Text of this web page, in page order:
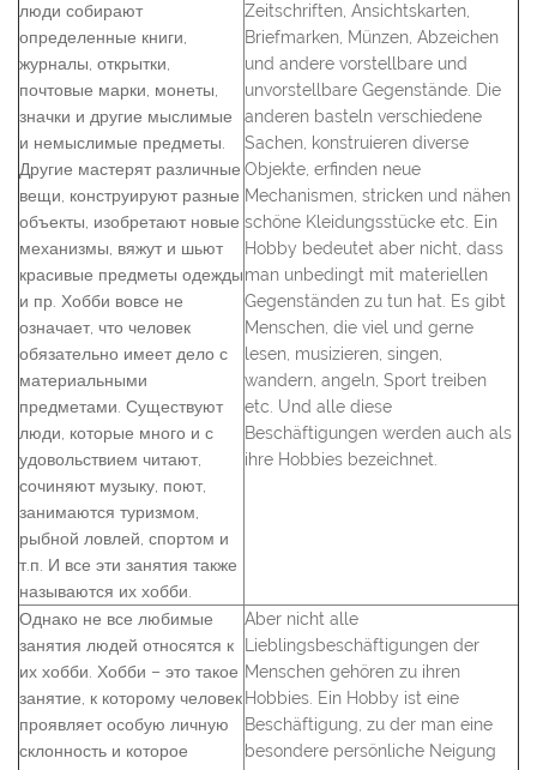
люди собирают
определенные книги,
журналы, открытки,
почтовые марки, монеты,
значки и другие мыслимые
и немыслимые предметы.
Другие мастерят различные
вещи, конструируют разные
объекты, изобретают новые
механизмы, вяжут и шьют
красивые предметы одежды
и пр. Хобби вовсе не
означает, что человек
обязательно имеет дело с
материальными
предметами. Существуют
люди, которые много и с
удовольствием читают,
сочиняют музыку, поют,
занимаются туризмом,
рыбной ловлей, спортом и
т.п. И все эти занятия также
называются их хобби.
Zeitschriften, Ansichtskarten,
Briefmarken, Münzen, Abzeichen
und andere vorstellbare und
unvorstellbare Gegenstände. Die
anderen basteln verschiedene
Sachen, konstruieren diverse
Objekte, erfinden neue
Mechanismen, stricken und nähen
schöne Kleidungsstücke etc. Ein
Hobby bedeutet aber nicht, dass
man unbedingt mit materiellen
Gegenständen zu tun hat. Es gibt
Menschen, die viel und gerne
lesen, musizieren, singen,
wandern, angeln, Sport treiben
etc. Und alle diese
Beschäftigungen werden auch als
ihre Hobbies bezeichnet.
Однако не все любимые
занятия людей относятся к
их хобби. Хобби – это такое
занятие, к которому человек
проявляет особую личную
склонность и которое
Aber nicht alle
Lieblingsbeschäftigungen der
Menschen gehören zu ihren
Hobbies. Ein Hobby ist eine
Beschäftigung, zu der man eine
besondere persönliche Neigung